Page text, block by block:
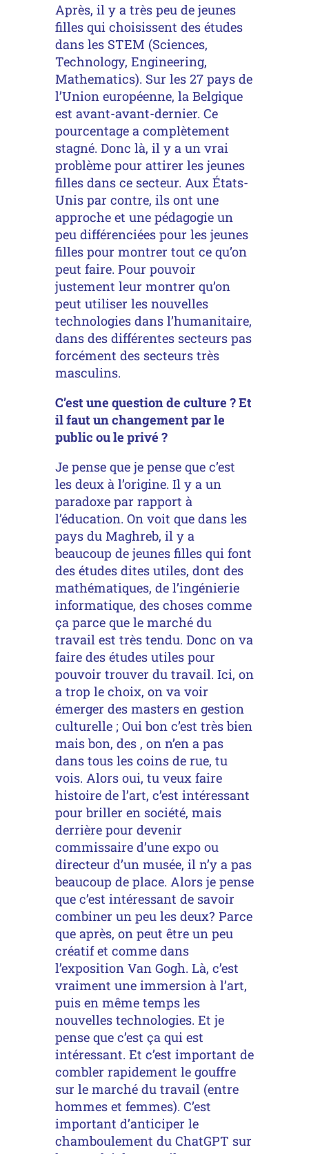
Après, il y a très peu de jeunes
filles qui choisissent des études
dans les STEM (Sciences,
Technology, Engineering,
Mathematics). Sur les 27 pays de
l’Union européenne, la Belgique
est avant-avant-dernier. Ce
pourcentage a complètement
stagné. Donc là, il y a un vrai
problème pour attirer les jeunes
filles dans ce secteur. Aux États-
Unis par contre, ils ont une
approche et une pédagogie un
peu différenciées pour les jeunes
filles pour montrer tout ce qu’on
peut faire. Pour pouvoir
justement leur montrer qu’on
peut utiliser les nouvelles
technologies dans l’humanitaire,
dans des différentes secteurs pas
forcément des secteurs très
masculins.
C’est une question de culture ? Et
il faut un changement par le
public ou le privé ?
Je pense que je pense que c’est
les deux à l’origine. Il y a un
paradoxe par rapport à
l’éducation. On voit que dans les
pays du Maghreb, il y a
beaucoup de jeunes filles qui font
des études dites utiles, dont des
mathématiques, de l’ingénierie
informatique, des choses comme
ça parce que le marché du
travail est très tendu. Donc on va
faire des études utiles pour
pouvoir trouver du travail. Ici, on
a trop le choix, on va voir
émerger des masters en gestion
culturelle ; Oui bon c’est très bien
mais bon, des , on n’en a pas
dans tous les coins de rue, tu
vois. Alors oui, tu veux faire
histoire de l’art, c’est intéressant
pour briller en société, mais
derrière pour devenir
commissaire d’une expo ou
directeur d’un musée, il n’y a pas
beaucoup de place. Alors je pense
que c’est intéressant de savoir
combiner un peu les deux? Parce
que après, on peut être un peu
créatif et comme dans
l’exposition Van Gogh. Là, c’est
vraiment une immersion à l’art,
puis en même temps les
nouvelles technologies. Et je
pense que c’est ça qui est
intéressant. Et c’est important de
combler rapidement le gouffre
sur le marché du travail (entre
hommes et femmes). C’est
important d’anticiper le
chamboulement du ChatGPT sur